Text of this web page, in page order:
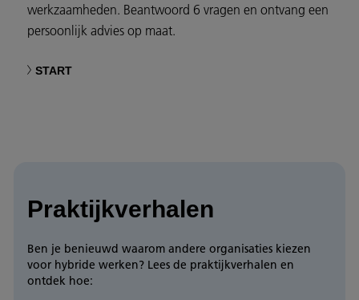
werkzaamheden. Beantwoord 6 vragen en ontvang een
persoonlijk advies op maat.
START
Praktijkverhalen
Ben je benieuwd waarom andere organisaties kiezen
voor hybride werken? Lees de praktijkverhalen en
ontdek hoe: